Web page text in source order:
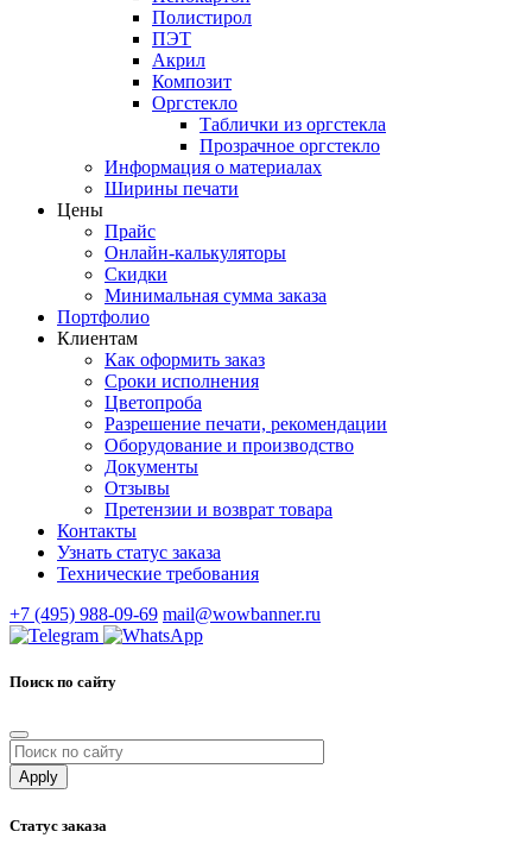
Полистирол
ПЭТ
Акрил
Композит
Оргстекло
Таблички из оргстекла
Прозрачное оргстекло
Информация о материалах
Ширины печати
Цены
Прайс
Онлайн-калькуляторы
Скидки
Минимальная сумма заказа
Портфолио
Клиентам
Как оформить заказ
Сроки исполнения
Цветопроба
Разрешение печати, рекомендации
Оборудование и производство
Документы
Отзывы
Претензии и возврат товара
Контакты
Узнать статус заказа
Технические требования
+7 (495) 988-09-69 mail@wowbanner.ru
Поиск по сайту
Статус заказа